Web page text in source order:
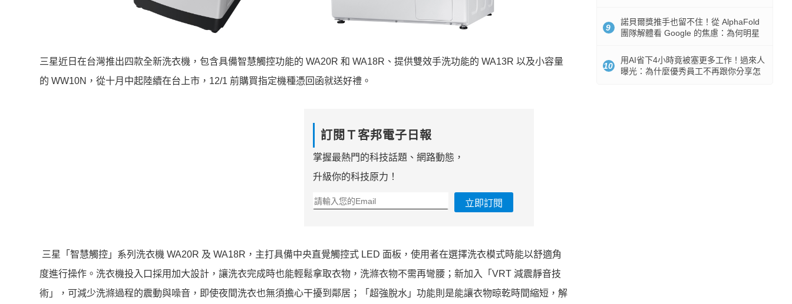
三星近日在台灣推出四款全新洗衣機，包含具備智慧觸控功能的 WA20R 和 WA18R、提供雙效手洗功能的 WA13R 以及小容量
的 WW10N，從十月中起陸續在台上市，12/1 前購買指定機種憑回函就送好禮。
訂閱Ｔ客邦電子日報
掌握最熱門的科技話題、網路動態，
升級你的科技原力！
立即訂閱
三星「智慧觸控」系列洗衣機 WA20R 及 WA18R，主打具備中央直覺觸控式 LED 面板，使用者在選擇洗衣模式時能以舒適角
度進行操作。洗衣機投入口採用加大設計，讓洗衣完成時也能輕鬆拿取衣物，洗滌衣物不需再彎腰；新加入「VRT 減震靜音技
術」，可減少洗滌過程的震動與噪音，即使夜間洗衣也無須擔心干擾到鄰居；「超強脫水」功能則是能讓衣物晾乾時間縮短，解
9
諾貝爾獎推手也留不住！從 AlphaFold
團隊解體看 Google 的焦慮：為何明星
10
用AI省下4小時竟被塞更多工作！過來人
曝光：為什麼優秀員工不再跟你分享怎